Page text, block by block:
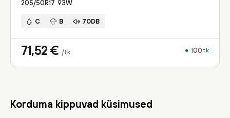
205/50R17 93W
C B 70DB
71,52 € /tk 100 tk
Korduma kippuvad küsimused